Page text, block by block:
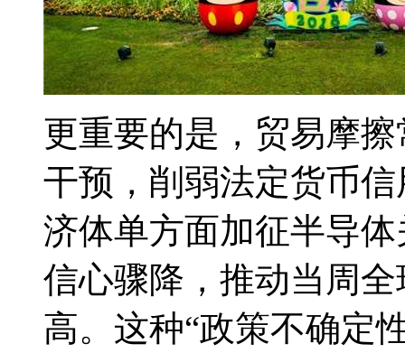
更重要的是，贸易摩
干预，削弱法定货币
济体单方面加征半导
信心骤降，推动当周
高。这种“政策不确